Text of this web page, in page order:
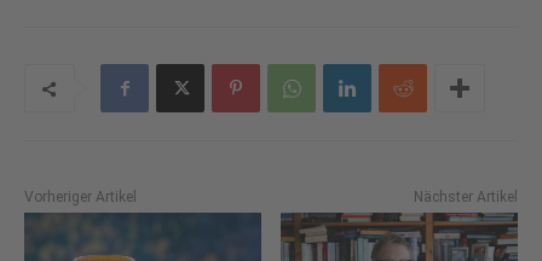
Vorheriger Artikel Nächster Artikel